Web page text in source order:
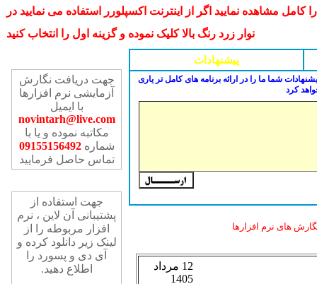
مشاهده نمایید اگر از اینترنت اکسپلورر استفاده می نمایید در
نوار زرد رنگ بالا کلیک نموده و گزینه اول را انتخاب کنید
پیشنهادات
شما ما را در ارائه برنامه های کامل تر یاری
کرد
های نرم افزارها
جهت دریافت نگارش
آزمایشی نرم افزارها
با ایمیل
novintarh@live.com
مکاتبه نموده و یا با
شماره09155156492
تماس حاصل فرمایید
جهت استفاده از
پشتیبانی آن لاین ، نرم
افزار مربوطه را از
لینک زیر دانلود کرده و
آی دی و پسورد را
اطلاع دهید.